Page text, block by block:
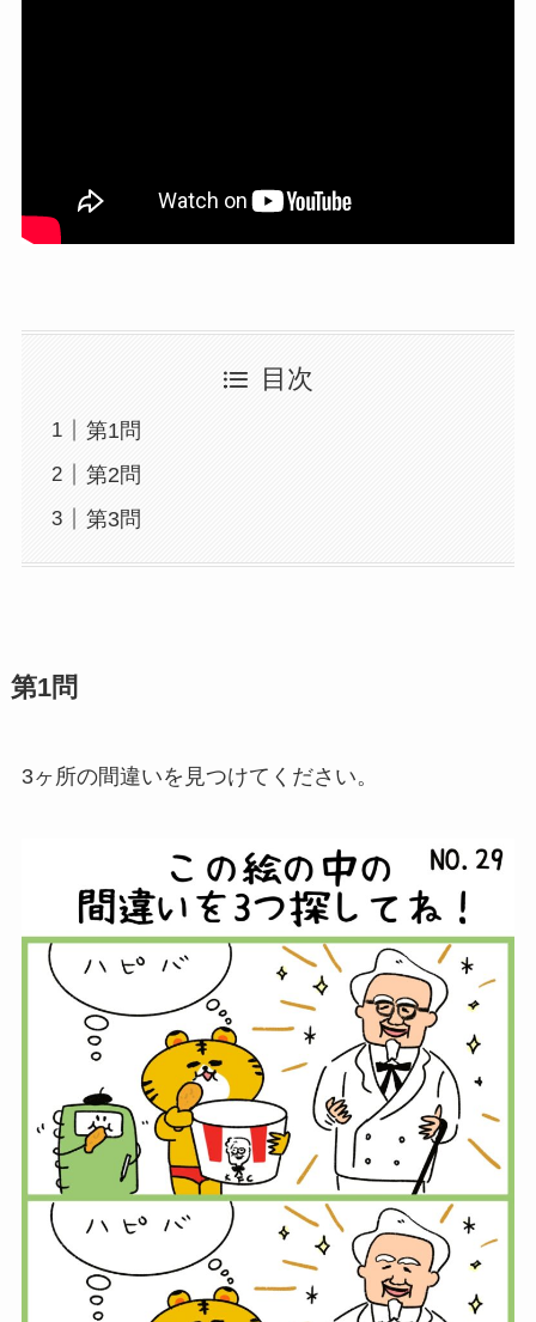
目次
第1問
第2問
第3問
第1問
3ヶ所の間違いを見つけてください。